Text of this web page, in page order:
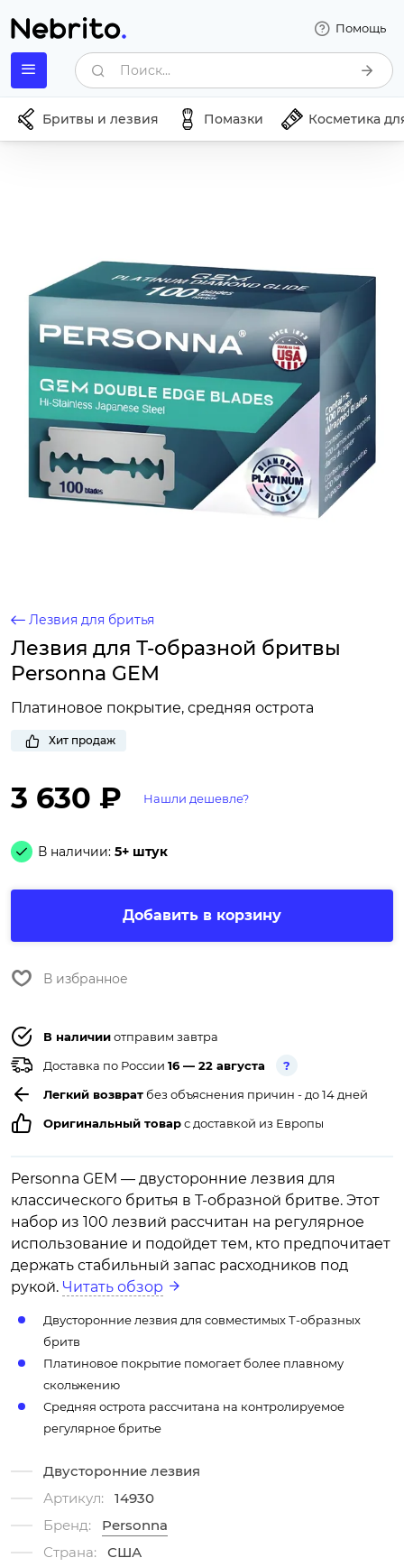
Помощь
Поиск...
Бритвы и лезвия Помазки Косметика
Лезвия для бритья
Лезвия для Т-образной бритвы
Personna GEM
Платиновое покрытие, средняя острота
Хит продаж
3 630 ₽ Нашли дешевле?
В наличии: 5+ штук
Добавить в корзину
В избранное
В наличииотправим завтра
Доставка по России 16 — 22 августа
?
Легкий возврат без объяснения причин - до 14 дней
Оригинальный товарс доставкой из Европы
Personna GEM — двусторонние лезвия для
классического бритья в Т-образной бритве. Этот
набор из 100 лезвий рассчитан на регулярное
использование и подойдет тем, кто предпочитает
держать стабильный запас расходников под
рукой. Читать обзор
Двусторонние лезвия для совместимых Т-образных
бритв
Платиновое покрытие помогает более плавному
скольжению
Средняя острота рассчитана на контролируемое
регулярное бритье
Двусторонние лезвия
Артикул:
14930
Бренд:
Personna
Страна:
США